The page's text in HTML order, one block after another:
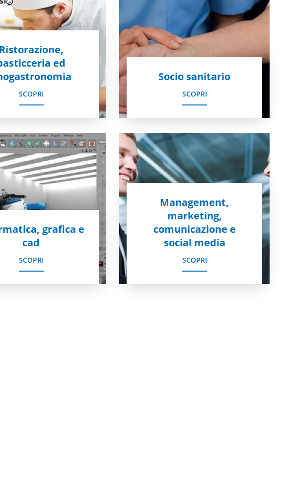
Ristorazione,
ed
SCOPRI
Socio sanitario
SCOPRI
grafica e
cad
SCOPRI
Management,
marketing,
comunicazione e
social media
SCOPRI